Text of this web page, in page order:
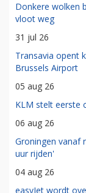
Donkere wolken
vloot weg
31 jul 26
Transavia opent
Brussels Airport
05 aug 26
KLM stelt eerste
06 aug 26
Groningen vanaf
uur rijden'
04 aug 26
easyJet wordt